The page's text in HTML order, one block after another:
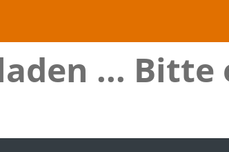
... Bitte